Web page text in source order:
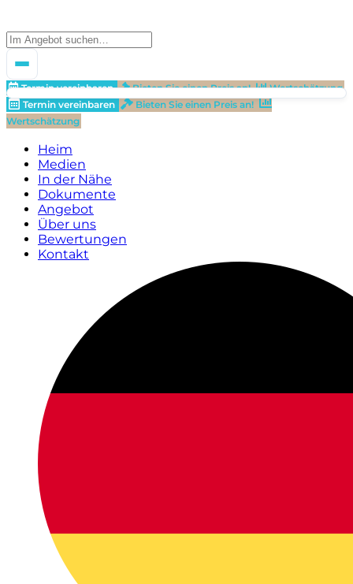
Termin vereinbaren Bieten Sie einen Preis an!
Wertschätzung
Termin vereinbaren
Bieten Sie einen Preis an!
Wertschätzung
Heim
Medien
In der Nähe
Dokumente
Angebot
Über uns
Bewertungen
Kontakt